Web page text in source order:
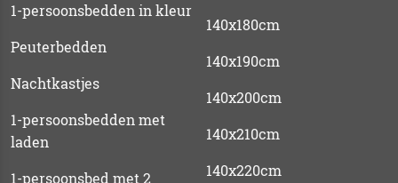
1-persoonsbedden in kleur
Peuterbedden
Nachtkastjes
1-persoonsbedden met
laden
1-persoonsbed met 2
140x180cm
140x190cm
140x200cm
140x210cm
140x220cm